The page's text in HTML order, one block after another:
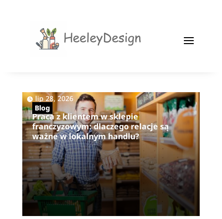
Praca z klientem w sklepie
franczyzowym: dlaczego relacje są
ważne w lokalnym handlu?
lip 28, 2026|
Blog